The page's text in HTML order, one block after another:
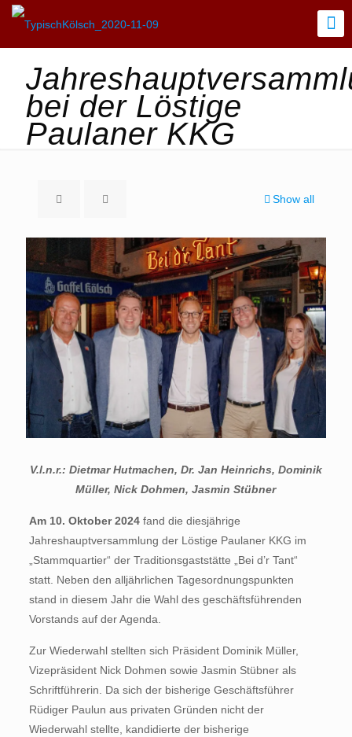
bei der Löstige
Paulaner KKG
Show all
V.l.n.r.: Dietmar Hutmachen, Dr. Jan Heinrichs, Dominik
Müller, Nick Dohmen, Jasmin Stübner
Am 10. Oktober 2024fand die diesjährige
Jahreshauptversammlung der Löstige Paulaner KKG im
„Stammquartier“ der Traditionsgaststätte „Bei d’r Tant“
statt. Neben den alljährlichen Tagesordnungspunkten
stand in diesem Jahr die Wahl des geschäftsführenden
Vorstands auf der Agenda.
Zur Wiederwahl stellten sich Präsident Dominik Müller,
Vizepräsident Nick Dohmen sowie Jasmin Stübner als
Schriftführerin. Da sich der bisherige Geschäftsführer
Rüdiger Paulun aus privaten Gründen nicht der
Wiederwahl stellte, kandidierte der bisherige